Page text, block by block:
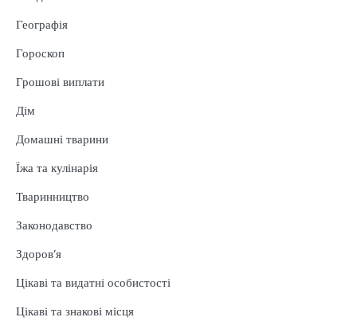
Географія
Гороскоп
Грошові виплати
Дім
Домашні тварини
Їжа та кулінарія
Тваринництво
Законодавство
Здоров’я
Цікаві та видатні особистості
Цікаві та знакові місця